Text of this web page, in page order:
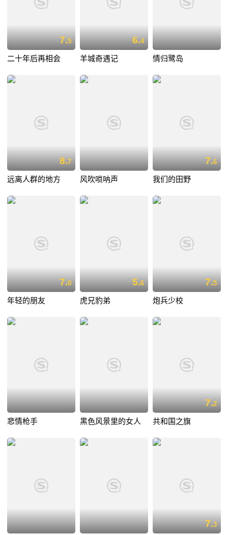
7.5
二十年后再相会
6.4
羊城奇遇记 情归鹭岛
8.7
远离人群的地方 风吹唢呐声
7.6
我们的田野
7.0
年轻的朋友
5.6
虎兄豹弟
7.5
炮兵少校
悲情枪手 黑色风景里的女人
7.2
共和国之旗
7.3